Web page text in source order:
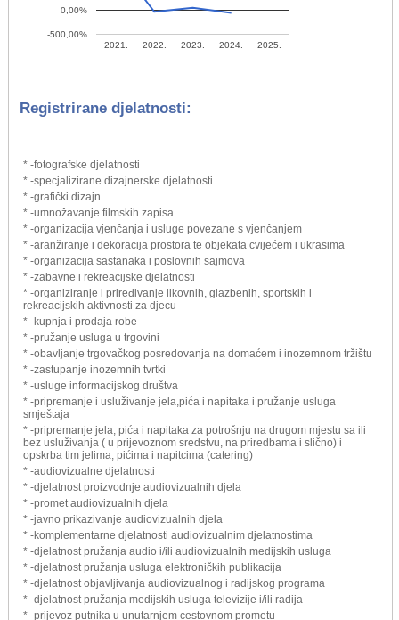
2021. 2022. 2023. 2024. 2025.
-500,00%
0,00%
Registrirane djelatnosti:
* -fotografske djelatnosti
* -specjalizirane dizajnerske djelatnosti
* -grafički dizajn
* -umnožavanje filmskih zapisa
* -organizacija vjenčanja i usluge povezane s vjenčanjem
* -aranžiranje i dekoracija prostora te objekata cvijećem i ukrasima
* -organizacija sastanaka i poslovnih sajmova
* -zabavne i rekreacijske djelatnosti
* -organiziranje i priređivanje likovnih, glazbenih, sportskih i
rekreacijskih aktivnosti za djecu
* -kupnja i prodaja robe
* -pružanje usluga u trgovini
* -obavljanje trgovačkog posredovanja na domaćem i inozemnom tržištu
* -zastupanje inozemnih tvrtki
* -usluge informacijskog društva
* -pripremanje i usluživanje jela,pića i napitaka i pružanje usluga
smještaja
* -pripremanje jela, pića i napitaka za potrošnju na drugom mjestu sa ili
bez usluživanja ( u prijevoznom sredstvu, na priredbama i slično) i
opskrba tim jelima, pićima i napitcima (catering)
* -audiovizualne djelatnosti
* -djelatnost proizvodnje audiovizualnih djela
* -promet audiovizualnih djela
* -javno prikazivanje audiovizualnih djela
* -komplementarne djelatnosti audiovizualnim djelatnostima
* -djelatnost pružanja audio i/ili audiovizualnih medijskih usluga
* -djelatnost pružanja usluga elektroničkih publikacija
* -djelatnost objavljivanja audiovizualnog i radijskog programa
* -djelatnost pružanja medijskih usluga televizije i/ili radija
* -prijevoz putnika u unutarnjem cestovnom prometu